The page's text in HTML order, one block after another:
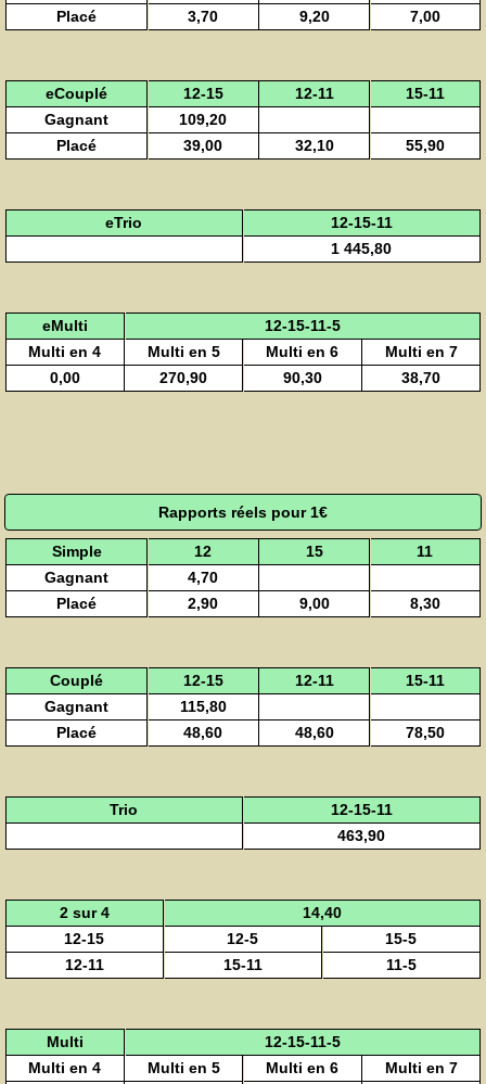
Placé
3,70 9,20 7,00
eCouplé 12-15 12-11
15-11
Gagnant
109,20
Placé
39,00 32,10 55,90
eTrio
12-15-11
1 445,80
eMulti
12-15-11-5
Multi en 4
Multi en 5 Multi en 6
Multi en 7
0,00
270,90 90,30 38,70
Rapports réels pour 1€
Simple 12 15
11
Gagnant
4,70
Placé
2,90 9,00 8,30
Couplé 12-15 12-11
15-11
Gagnant
115,80
Placé
48,60 48,60 78,50
Trio
12-15-11
463,90
2 sur 4
14,40
12-15
12-5
15-5
12-11
15-11 11-5
Multi
12-15-11-5
Multi en 4
Multi en 5 Multi en 6
Multi en 7